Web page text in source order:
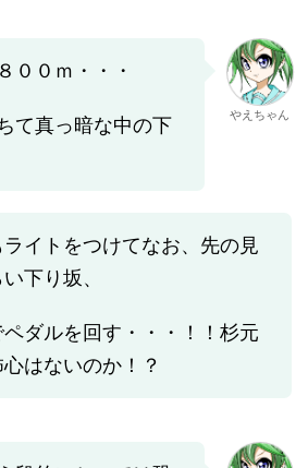
００ｍ・・・
て真っ暗な中の下
やえちゃん
ライトをつけてなお、先の見
下り坂、
ダルを回す・・・！！杉元
はないのか！？